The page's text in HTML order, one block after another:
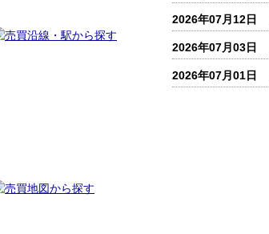
2026年07月12日
2026年07月03日
2026年07月01日